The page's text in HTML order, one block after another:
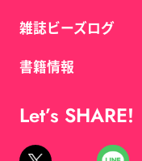
雑誌ビーズログ
書籍情報
Let’s SHARE!